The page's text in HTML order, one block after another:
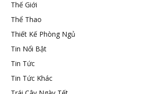
Thế Giới
Thể Thao
Thiết Kế Phòng Ngủ
Tin Nổi Bật
Tin Tức
Tin Tức Khác